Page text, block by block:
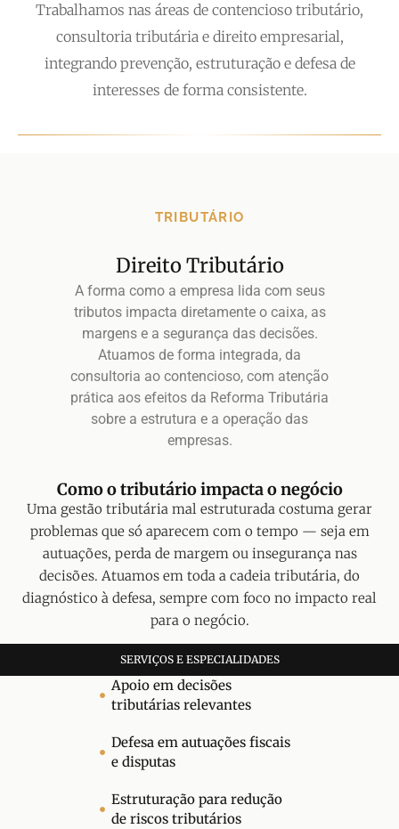
Trabalhamos nas áreas de contencioso tributário,
consultoria tributária e direito empresarial,
integrando prevenção, estruturação e defesa de
interesses de forma consistente.
TRIBUTÁRIO
Direito Tributário
A forma como a empresa lida com seus
tributos impacta diretamente o caixa, as
margens e a segurança das decisões.
Atuamos de forma integrada, da
consultoria ao contencioso, com atenção
prática aos efeitos da Reforma Tributária
sobre a estrutura e a operação das
empresas.
Como o tributário impacta o negócio
Uma gestão tributária mal estruturada costuma gerar
problemas que só aparecem com o tempo — seja em
autuações, perda de margem ou insegurança nas
decisões. Atuamos em toda a cadeia tributária, do
diagnóstico à defesa, sempre com foco no impacto real
para o negócio.
SERVIÇOS E ESPECIALIDADES
Apoio em decisões
tributárias relevantes
Defesa em autuações fiscais
e disputas
Estruturação para redução
de riscos tributários